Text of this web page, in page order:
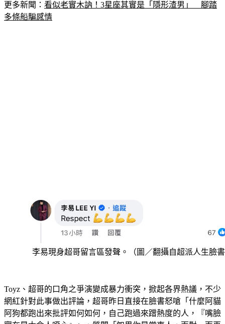
多條船騙感情
網紅針對此事做出評論，超哥昨日直接在臉書怒嗆「什麼阿貓
阿狗都跑出來批評如何如何，自己跑過來蹭熱度的人，『嘴臉
實在是太令人噁心』」，質問「如果你是當事人，面對一而再